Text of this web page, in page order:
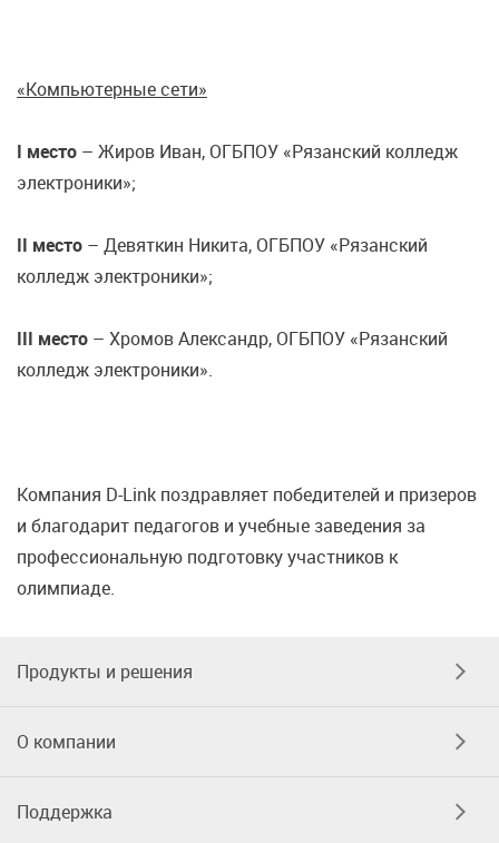
«Компьютерные сети»
I место – Жиров Иван, ОГБПОУ «Рязанский колледж
электроники»;
II место – Девяткин Никита, ОГБПОУ «Рязанский
колледж электроники»;
III место – Хромов Александр, ОГБПОУ «Рязанский
колледж электроники».
Компания D-Link поздравляет победителей и призеров
и благодарит педагогов и учебные заведения за
профессиональную подготовку участников к
олимпиаде.
Продукты и решения
О компании
Поддержка